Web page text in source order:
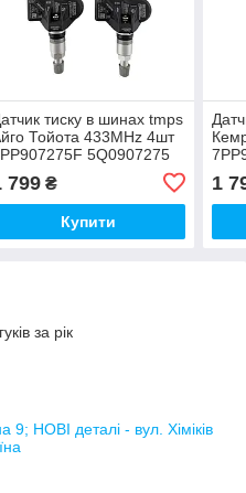
тиску в шинах tmps
Тойота 433MHz 4шт
5Q0907275
799₴
Купити
1
за рік
НОВІ деталі - вул. Хіміків